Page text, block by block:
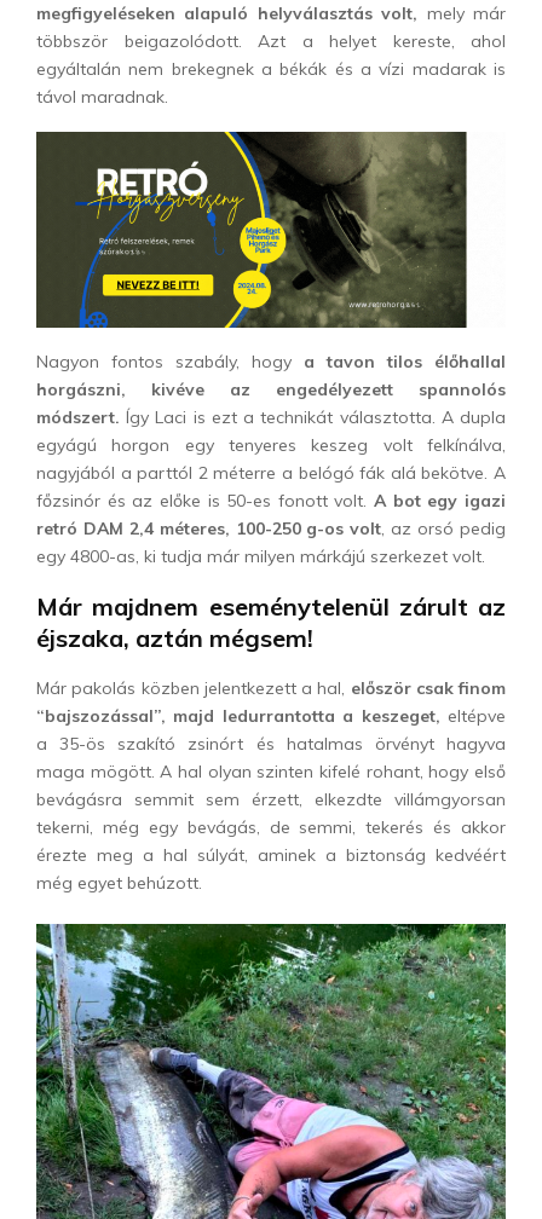
megfigyeléseken alapuló helyválasztás volt, mely már
többször beigazolódott. Azt a helyet kereste, ahol
egyáltalán nem brekegnek a békák és a vízi madarak is
távol maradnak.
Nagyon fontos szabály, hogy a tavon tilos élőhallal
horgászni, kivéve az engedélyezett spannolós
módszert. Így Laci is ezt a technikát választotta. A dupla
egyágú horgon egy tenyeres keszeg volt felkínálva,
nagyjából a parttól 2 méterre a belógó fák alá bekötve. A
főzsinór és az előke is 50-es fonott volt.A bot egy igazi
retró DAM 2,4 méteres, 100-250 g-os volt , az orsó pedig
egy 4800-as, ki tudja már milyen márkájú szerkezet volt.
Már majdnem eseménytelenül zárult az
éjszaka, aztán mégsem!
Már pakolás közben jelentkezett a hal, először csak finom
“bajszozással”, majd ledurrantotta a keszeget, eltépve
a 35-ös szakító zsinórt és hatalmas örvényt hagyva
maga mögött. A hal olyan szinten kifelé rohant, hogy első
bevágásra semmit sem érzett, elkezdte villámgyorsan
tekerni, még egy bevágás, de semmi, tekerés és akkor
érezte meg a hal súlyát, aminek a biztonság kedvéért
még egyet behúzott.